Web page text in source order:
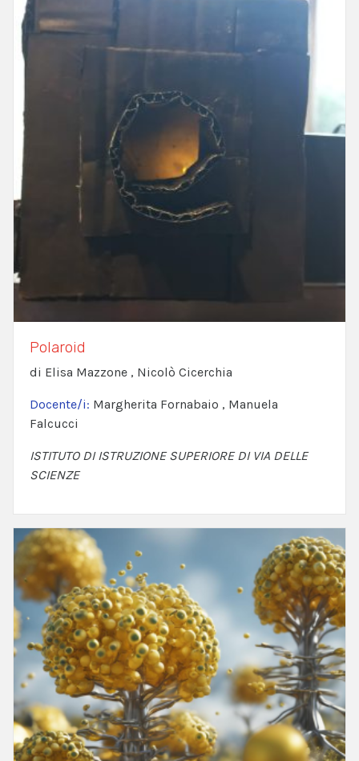
Polaroid
di Elisa Mazzone , Nicolò Cicerchia
Docente/i: Margherita Fornabaio , Manuela
Falcucci
ISTITUTO DI ISTRUZIONE SUPERIORE DI VIA DELLE
SCIENZE